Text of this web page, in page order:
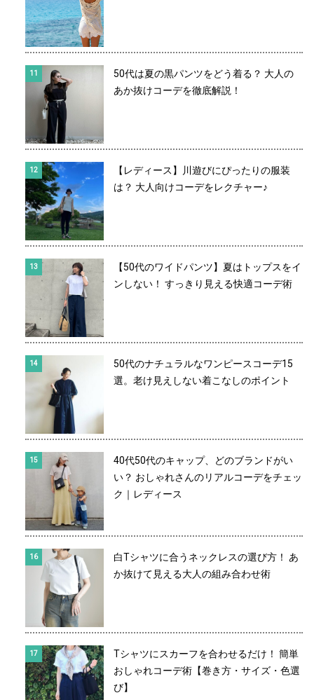
50代は夏の黒パンツをどう着る？ 大人の
あか抜けコーデを徹底解説！
【レディース】川遊びにぴったりの服装
は？ 大人向けコーデをレクチャー♪
【50代のワイドパンツ】夏はトップスをイ
ンしない！ すっきり見える快適コーデ術
50代のナチュラルなワンピースコーデ15
選。老け見えしない着こなしのポイント
40代50代のキャップ、どのブランドがい
い？ おしゃれさんのリアルコーデをチェッ
ク｜レディース
白Tシャツに合うネックレスの選び方！ あ
か抜けて見える大人の組み合わせ術
Tシャツにスカーフを合わせるだけ！ 簡単
おしゃれコーデ術【巻き方・サイズ・色選
び】